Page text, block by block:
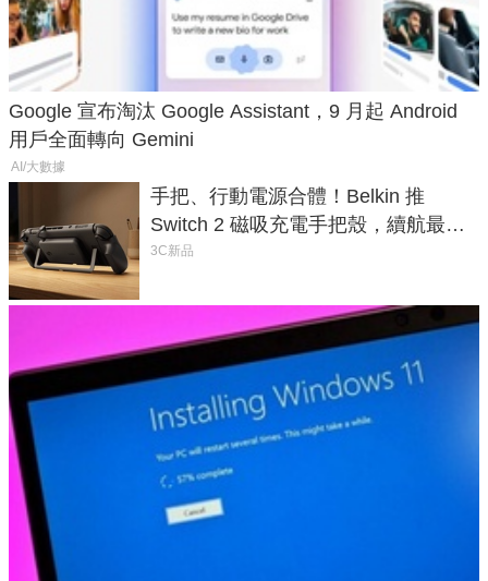
Google 宣布淘汰 Google Assistant，9 月起 Android
用戶全面轉向 Gemini
AI/大數據
手把、行動電源合體！Belkin 推
Switch 2 磁吸充電手把殼，續航最高
延長 1.5 倍
3C新品